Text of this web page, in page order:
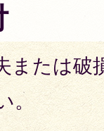
または破
。